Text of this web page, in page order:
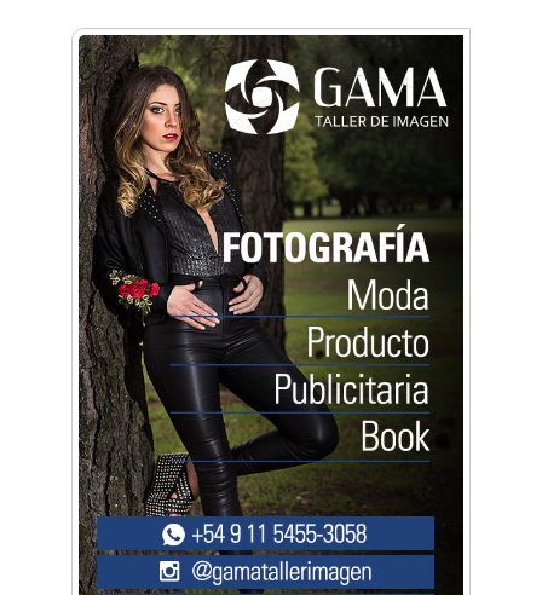
La primera vez que Eva Perón voló en avión lo
hizo desde Morón
Mariana Croce: "Hoy las empresas necesitan
un asesoramiento integral para crecer con
seguridad"
Música, teatro, yoga, danza y mucho más:
Conocé todos los talleres para aprender y
disfrutar en la Zona Oeste